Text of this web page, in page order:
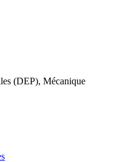
(DEP), Mécanique